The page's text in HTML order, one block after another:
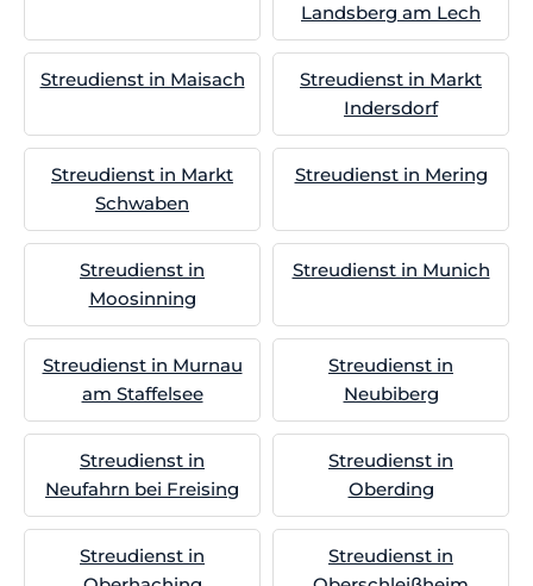
Landsberg am Lech
Streudienst in Maisach
Streudienst in Markt
Indersdorf
Streudienst in Markt
Schwaben
Streudienst in Mering
Streudienst in
Moosinning
Streudienst in Munich
Streudienst in Murnau
am Staffelsee
Streudienst in
Neubiberg
Streudienst in
Neufahrn bei Freising
Streudienst in
Oberding
Streudienst in
Streudienst in